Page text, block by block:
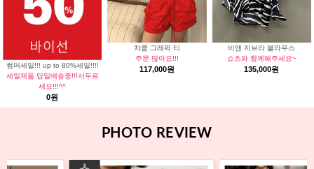
썸머세일!!! up to 80%세일!!!!
세일제품 당일배송중!!!서두르
세요!!!^^
0원
챠콜 그래픽 티
주문 많아요!!!
117,000원
비앤 지브라 블라우스
쇼츠와 함께해주세요~
135,000원
PHOTO REVIEW